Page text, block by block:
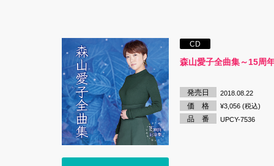
CD
森山愛子全曲集～15周
発売日 2018.08.22
価 格 ¥3,056 (税込)
品 番 UPCY-7536